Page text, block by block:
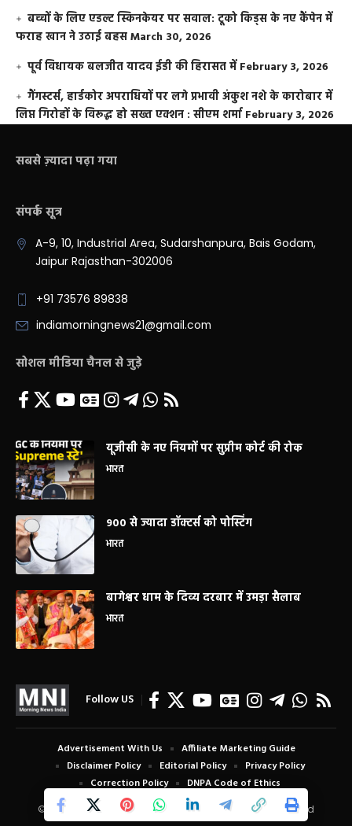
बच्चों के लिए एडल्ट स्किनकेयर पर सवाल: टूको किड्स के नए कैंपेन में
फराह खान ने उठाई बहसMarch 30, 2026
पूर्व विधायक बलजीत यादव ईडी की हिरासत में February 3, 2026
गैंगस्टर्स, हार्डकोर अपराधियों पर लगे प्रभावी अंकुश नशे के कारोबार में
लिप्त गिरोहों के विरूद्ध हो सख्त एक्शन : सीएम शर्मा February 3, 2026
सबसे ज़्यादा पढ़ा गया
संपर्क सूत्र
A-9, 10, Industrial Area, Sudarshanpura, Bais Godam,
Jaipur Rajasthan-302006
+91 73576 89838
indiamorningnews21@gmail.com
सोशल मीडिया चैनल से जुड़े
यूजीसी के नए नियमों पर सुप्रीम कोर्ट की रोक
भारत
900 से ज्यादा डॉक्टर्स को पोस्टिंग
भारत
बागेश्वर धाम के दिव्य दरबार में उमड़ा सैलाब
भारत
Follow US
© Copyright 2024 Morning News India. All Rights Reserved
Advertisement With Us
Affiliate Marketing Guide
Disclaimer Policy
Editorial Policy
Privacy Policy
Correction Policy
DNPA Code of Ethics